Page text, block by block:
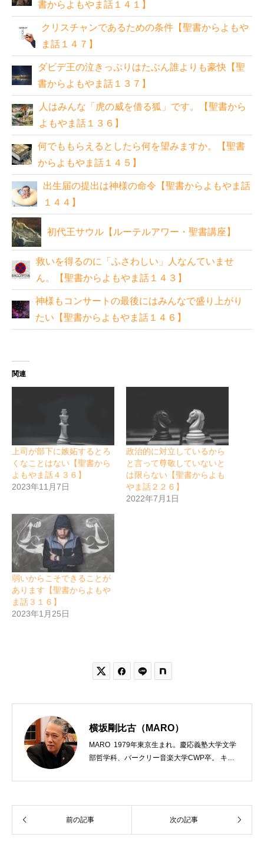
書からよもやま話１４１】
クリスチャンであるための条件【聖書からよもや
ま話１４７】
ダビデ王の泣きっぷりはたぶん誰よりも豪快【聖
書からよもやま話１３７】
人はみんな「虎の威を借る狐」です。【聖書から
よもやま話１３６】
何でももらえるとしたら何を望みますか。【聖書
からよもやま話１４５】
出生届の提出は神様の命令【聖書からよもやま話
１４４】
初代王サウル【ルーテルアワー・聖書講座】
救いを得るのに「ふさわしい」人なんていませ
ん。【聖書からよもやま話１４３】
神様もコンサートの最後にはみんなで盛り上がり
たい【聖書からよもやま話１４６】
関連
上司が部下に嫉妬するとろ
くなことはない【聖書から
よもやま話４３６】
2023年11月7日
政治的に対立しているから
と言って尊敬していないと
は限らない【聖書からよも
やま話２２６】
2022年7月1日
弱いからこそできることが
あります【聖書からよもや
ま話３１６】
2023年1月25日
 
横坂剛比古（MARO）
MARO 1979年東京生まれ。慶応義塾大学文学
部哲学科、バークリー音楽大学CWP卒。 キリ
う宗教法人専門の行政書士。2020年7月よりク
「上馬キリスト教会（@kamiumach）」の運営
を行う「まじめ担当」。 著書に『聖書を読んだ
前の記事 次の記事